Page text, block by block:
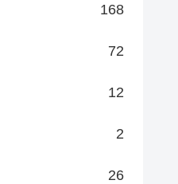
168
72
12
2
26